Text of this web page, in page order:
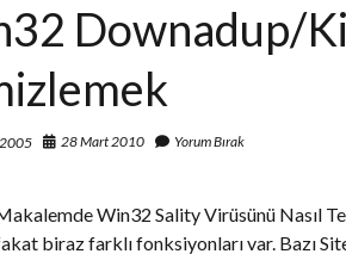
Downadup/
28 Mart 2010 Yorum Bırak
Win32 Sality Virüsünü Nasıl
biraz farklı fonksiyonları var. Bazı